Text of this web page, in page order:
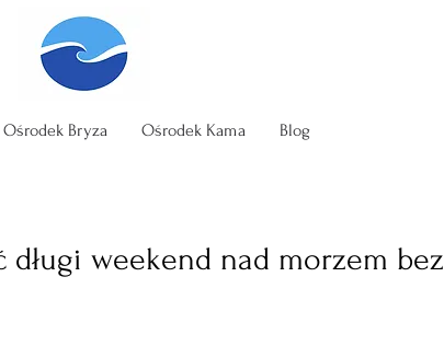
Ośrodek Bryza Ośrodek Kama Blog
długi weekend nad morzem bez